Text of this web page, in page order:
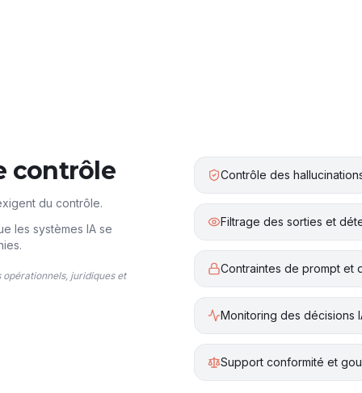
contrôle
du contrôle.
les systèmes IA se
juridiques et
Contrôle des
Filtrage des sorties et
Contraintes de prompt et
Monitoring des décisions
Support conformité et